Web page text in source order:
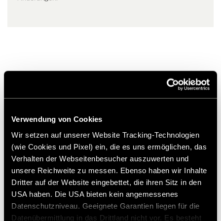
Verwendung von Cookies
Wir setzen auf unserer Website Tracking-Technologien
(wie Cookies und Pixel) ein, die es uns ermöglichen, das
Verhalten der Webseitenbesucher auszuwerten und
unsere Reichweite zu messen. Ebenso haben wir Inhalte
Dritter auf der Website eingebettet, die ihren Sitz in den
USA haben. Die USA bieten kein angemessenes
Datenschutzniveau. Geeignete Garantien liegen für die
Datenübermittlung in das Drittland nicht vor. Es besteht